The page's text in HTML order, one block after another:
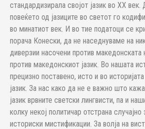
стандардизирала својот јазик во XX
повеќето од јазиците во светот го
во минатиот век. И во тие податоци се
порача Конески, да не наседнуваме на
диверзии насочени против македонската
против македонскиот јазик. Во нашата
прецизно поставено, исто и во
јазик. За нас како да не е важно што
јазик врвните светски лингвисти, па и
колку некој политичар отстрана случајно
историски мистификации. За волја на